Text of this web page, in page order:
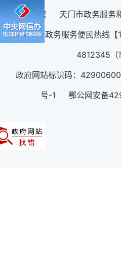
管 天门市政务服务
12345政务服务便民热线
4812345（
政府网站标识码：
号-1 鄂公网安备